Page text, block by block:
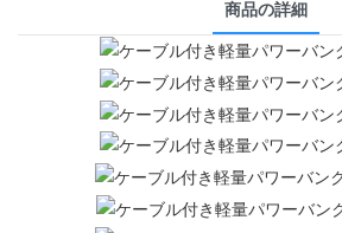
商品の詳細